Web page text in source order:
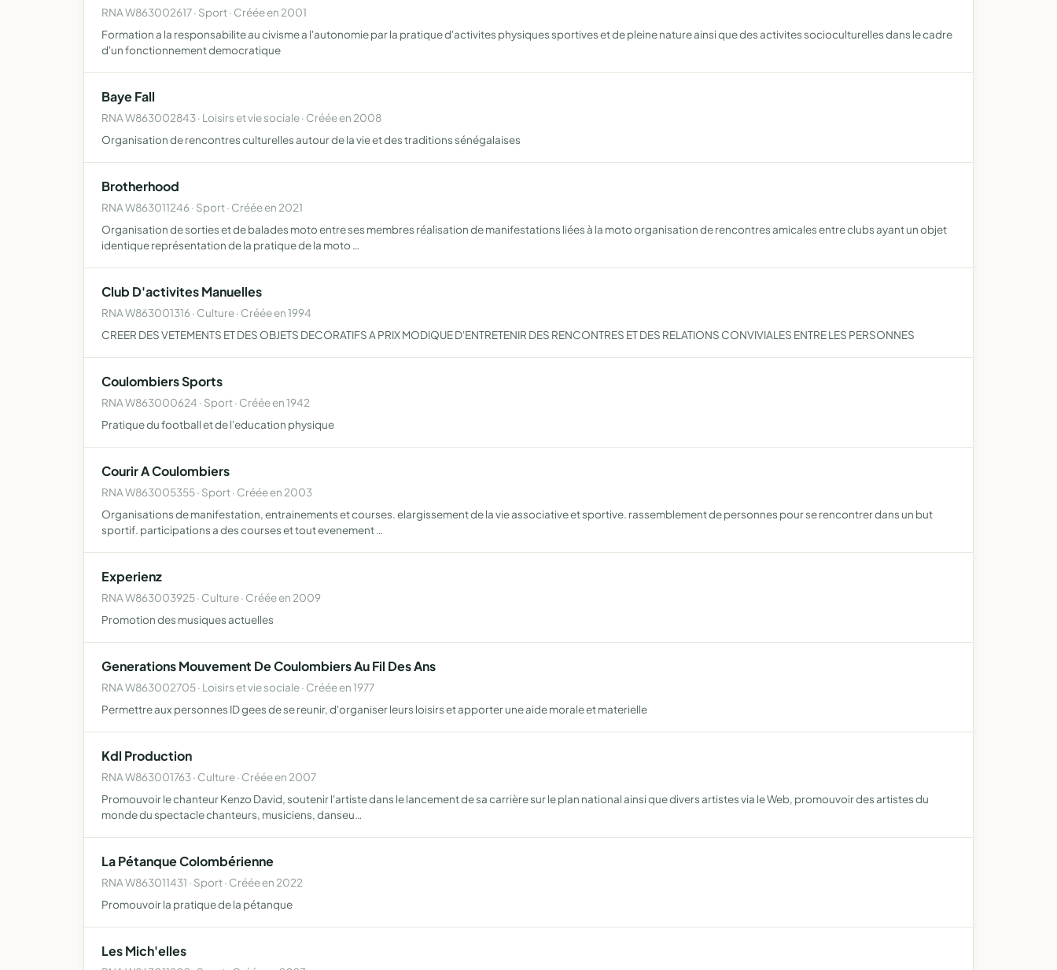
RNA W863002617 · Sport · Créée en 2001
Formation a la responsabilite au civisme a l'autonomie par la pratique d'activites physiques sportives et de pleine nature ainsi que des activites socioculturelles dans le cadre
d'un fonctionnement democratique
Baye Fall
RNA W863002843 · Loisirs et vie sociale · Créée en 2008
Organisation de rencontres culturelles autour de la vie et des traditions sénégalaises
Brotherhood
RNA W863011246 · Sport · Créée en 2021
Organisation de sorties et de balades moto entre ses membres réalisation de manifestations liées à la moto organisation de rencontres amicales entre clubs ayant un objet
identique représentation de la pratique de la moto …
Club D'activites Manuelles
RNA W863001316 · Culture · Créée en 1994
CREER DES VETEMENTS ET DES OBJETS DECORATIFS A PRIX MODIQUE D'ENTRETENIR DES RENCONTRES ET DES RELATIONS CONVIVIALES ENTRE LES PERSONNES
Coulombiers Sports
RNA W863000624 · Sport · Créée en 1942
Pratique du football et de l'education physique
Courir A Coulombiers
RNA W863005355 · Sport · Créée en 2003
Organisations de manifestation, entrainements et courses. elargissement de la vie associative et sportive. rassemblement de personnes pour se rencontrer dans un but
sportif. participations a des courses et tout evenement …
Experienz
RNA W863003925 · Culture · Créée en 2009
Promotion des musiques actuelles
Generations Mouvement De Coulombiers Au Fil Des Ans
RNA W863002705 · Loisirs et vie sociale · Créée en 1977
Permettre aux personnes ID gees de se reunir, d'organiser leurs loisirs et apporter une aide morale et materielle
Kdl Production
RNA W863001763 · Culture · Créée en 2007
Promouvoir le chanteur Kenzo David, soutenir l'artiste dans le lancement de sa carrière sur le plan national ainsi que divers artistes via le Web, promouvoir des artistes du
monde du spectacle chanteurs, musiciens, danseu…
La Pétanque Colombérienne
RNA W863011431 · Sport · Créée en 2022
Promouvoir la pratique de la pétanque
Les Mich'elles